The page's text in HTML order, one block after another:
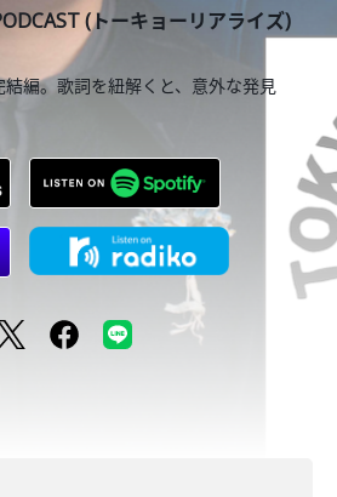
(トーキョーリアライズ)
編。歌詞を紐解くと、意外な発見